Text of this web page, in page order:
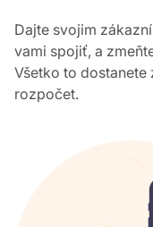
Dajte svojim
vami spojiť, a
Všetko to dostanete
rozpočet.